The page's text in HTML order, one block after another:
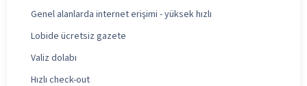
Genel alanlarda internet erişimi - yüksek hızlı
Lobide ücretsiz gazete
Valiz dolabı
Hızlı check-out